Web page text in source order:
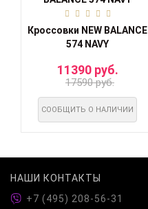
Кроссовки NEW BALANCE
574 NAVY
11390 руб.
17590 руб.
СООБЩИТЬ О НАЛИЧИИ
НАШИ КОНТАКТЫ
+7 (495) 208-56-31